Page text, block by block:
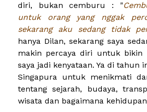
diri, bukan cemburu : "
untuk orang yang nggak
sekarang aku sedang tidak
hanya Dilan, sekarang saya
makin percaya diri untuk bikin
saya jadi kenyataan. Ya di tahun
Singapura untuk menikmati
tentang sejarah, budaya,
wisata dan bagaimana